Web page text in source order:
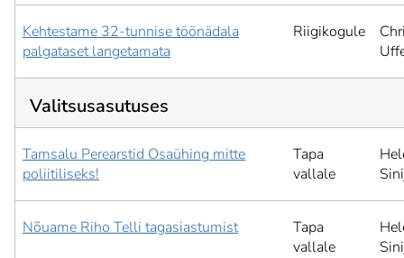
Kehtestame 32-tunnise töönädala
palgataset langetamata
Riigikogule
Valitsusasutuses
Tamsalu Perearstid Osaühing mitte
poliitiliseks!
Tapa
vallale
Nõuame Riho Telli tagasiastumist
Tapa
vallale